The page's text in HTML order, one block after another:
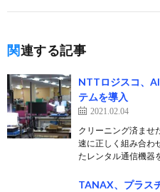
関連する記事
NTTロジスコ、
テムを導入
2021.02.04
クリーニング済ませ
速に正しく組み合わ
たレンタル通信機器
TANAX、プラス